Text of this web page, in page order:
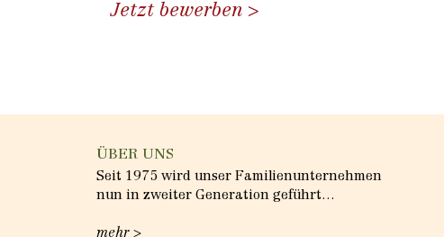
Jetzt bewerben
ÜBER UNS
Seit 1975 wird unser Familienunternehmen
nun in zweiter Generation geführt…
mehr >